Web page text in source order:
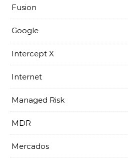
Fusion
Google
Intercept X
Internet
Managed Risk
MDR
Mercados